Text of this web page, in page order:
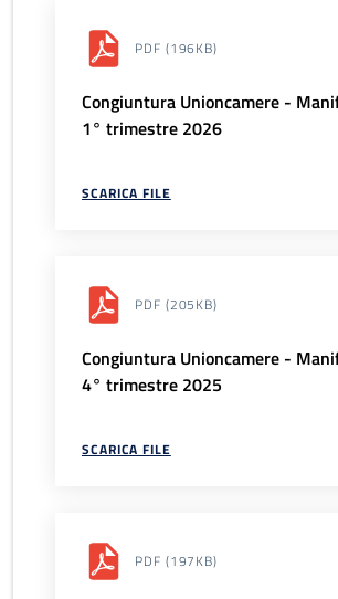
PDF (196KB)
Congiuntura Unioncamere -
1° trimestre 2026
SCARICA FILE
PDF (205KB)
Congiuntura Unioncamere -
4° trimestre 2025
SCARICA FILE
PDF (197KB)